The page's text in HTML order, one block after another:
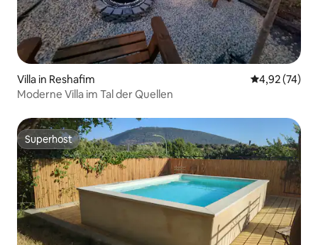
Villa in Reshafim
4,92 (74)
Moderne Villa im Tal der Quellen
Superhost
Superhost